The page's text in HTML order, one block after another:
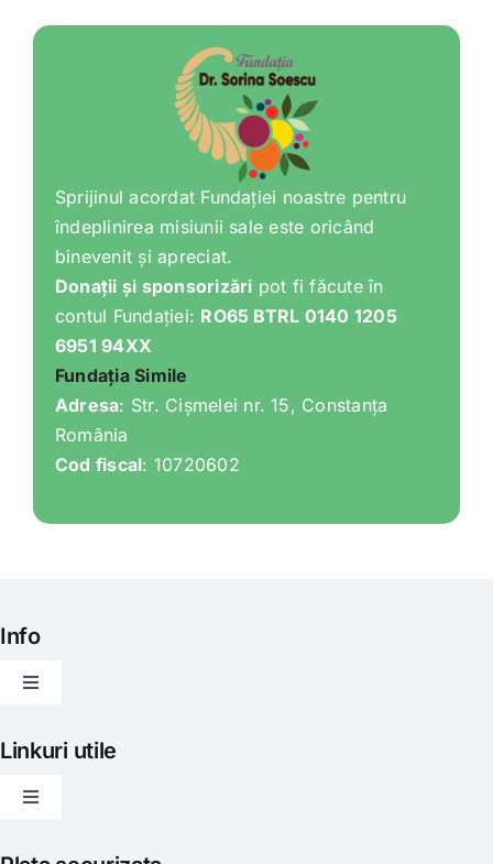
Sprijinul acordat Fundației noastre pentru
îndeplinirea misiunii sale este oricând
binevenit și apreciat.
Donații și sponsorizări pot fi făcute în
contul Fundației: RO65 BTRL 0140 1205
6951 94XX
Fundația Simile
Adresa: Str. Cișmelei nr. 15, Constanța
România
Cod fiscal: 10720602
Info
Toggle
Articole
Linkuri utile
Toggle
Politica de livrare